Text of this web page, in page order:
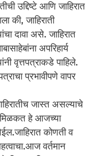
उद्दिष्टे आणि जाहिरात
की, जाहिराती
दावा असे. जाहिरात
अपरिहार्य
वृत्तपत्राकडे पाहिले.
प्रभावीपणे वापर
जास्त असल्याचे
मिळकत हे आजच्या
कोणती व
वर्तमान